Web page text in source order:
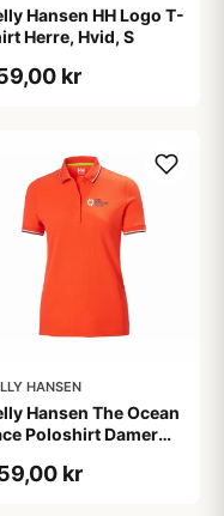
Hansen HH Logo T-
Herre, Hvid, S
kr
HANSEN
Hansen The Ocean
Poloshirt Damer
kr